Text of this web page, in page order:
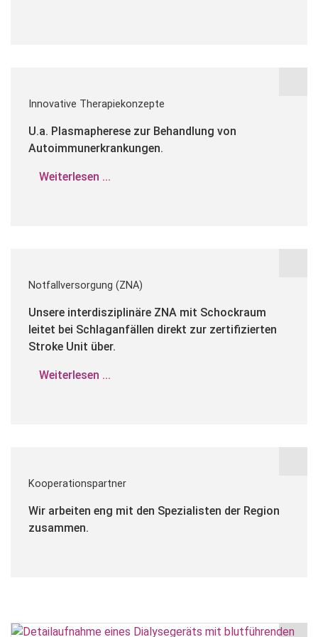
Innovative Therapiekonzepte
U.a. Plasmapherese zur Behandlung von
Autoimmunerkrankungen.
Weiterlesen ...
Notfallversorgung (ZNA)
Unsere interdisziplinäre ZNA mit Schockraum
leitet bei Schlaganfällen direkt zur zertifizierten
Stroke Unit über.
Weiterlesen ...
Kooperationspartner
Wir arbeiten eng mit den Spezialisten der Region
zusammen.